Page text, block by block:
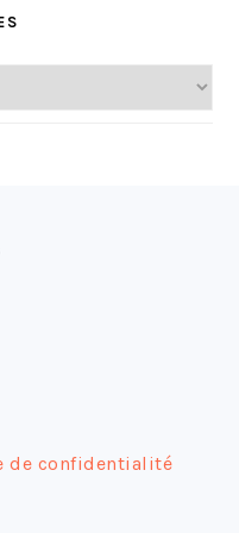
de confidentialité